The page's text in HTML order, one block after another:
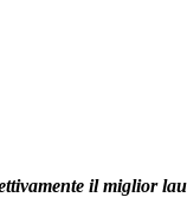
il miglior